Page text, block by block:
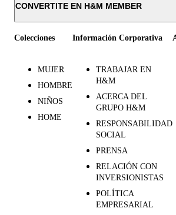
CONVERTITE EN H&M MEMBER
Colecciones
MUJER
HOMBRE
NIÑOS
HOME
Información Corporativa
TRABAJAR EN
H&M
ACERCA DEL
GRUPO H&M
RESPONSABILIDAD
SOCIAL
PRENSA
RELACIÓN CON
INVERSIONISTAS
POLÍTICA
EMPRESARIAL